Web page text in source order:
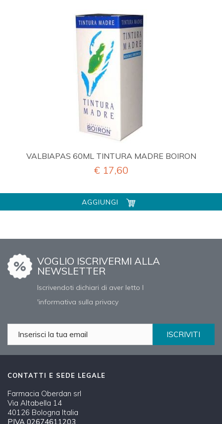
VALBIAPAS 60ML TINTURA MADRE BOIRON
€ 17,60
AGGIUNGI
VOGLIO ISCRIVERMI ALLA
NEWSLETTER
Iscrivendoti dichiari di aver letto l
'informativa sulla privacy
ISCRIVITI
CONTATTI E SEDE LEGALE
Farmacia Oberdan srl
Via Altabella 14
40126 Bologna Italia
PIVA 02674611203